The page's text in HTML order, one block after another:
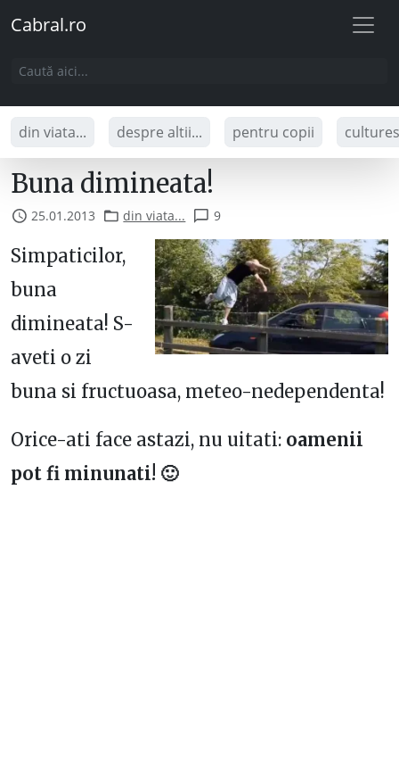
Cabral.ro
din viata... despre altii... pentru copii
Buna dimineata!
25.01.2013 din viata... 9
Simpaticilor,
buna
dimineata! S-
aveti o zi
buna si fructuoasa, meteo-nedependenta!
Orice-ati face astazi, nu uitati: oamenii
pot fi minunati! 🙂